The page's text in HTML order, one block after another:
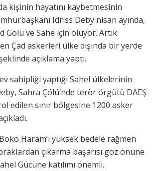
kişinin hayatını kaybetmesinin
Idriss Deby nisan ayında,
Gölü ve Sahe için ölüyor. Artık
Çad askerleri ülke dışında bir yerde
açıklama yaptı.
sahipliği yaptığı Sahel ülkelerinin
Sahra Çölü’nde terör örgütü DAEŞ
edilen sınır bölgesine 1200 asker
Haram’ı yüksek bedele rağmen
çıkarma başarısı göz önüne
Gücüne katılımı önemli.